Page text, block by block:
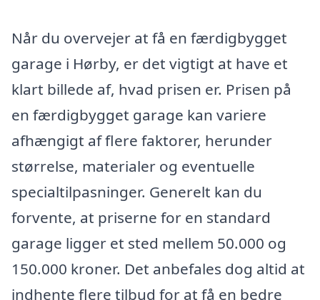
Når du overvejer at få en færdigbygget
garage i Hørby, er det vigtigt at have et
klart billede af, hvad prisen er. Prisen på
en færdigbygget garage kan variere
afhængigt af flere faktorer, herunder
størrelse, materialer og eventuelle
specialtilpasninger. Generelt kan du
forvente, at priserne for en standard
garage ligger et sted mellem 50.000 og
150.000 kroner. Det anbefales dog altid at
indhente flere tilbud for at få en bedre